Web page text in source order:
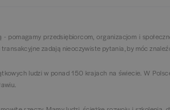
pomagamy przedsiębiorcom, organizacjom i
zadają nieoczywiste pytania, by móc
ludzi w ponad 150 krajach na świecie. W